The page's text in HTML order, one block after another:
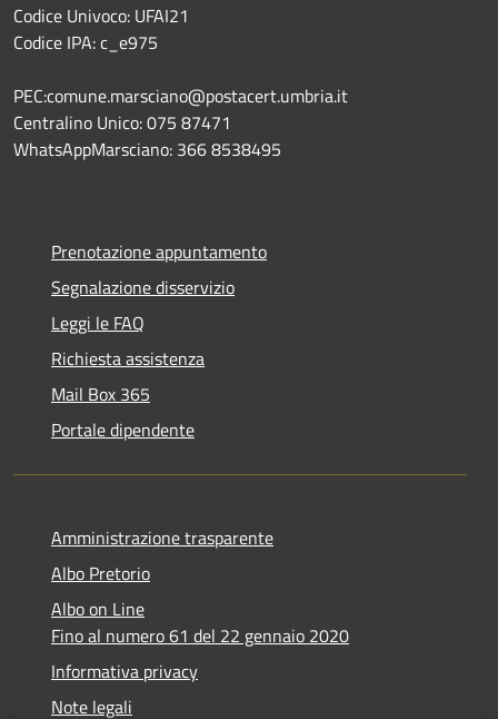
Codice Univoco: UFAI21
Codice IPA: c_e975
PEC:comune.marsciano@postacert.umbria.it
Centralino Unico: 075 87471
WhatsAppMarsciano: 366 8538495
Prenotazione appuntamento
Segnalazione disservizio
Leggi le FAQ
Richiesta assistenza
Mail Box 365
Portale dipendente
Amministrazione trasparente
Albo Pretorio
Albo on Line
Fino al numero 61 del 22 gennaio 2020
Informativa privacy
Note legali